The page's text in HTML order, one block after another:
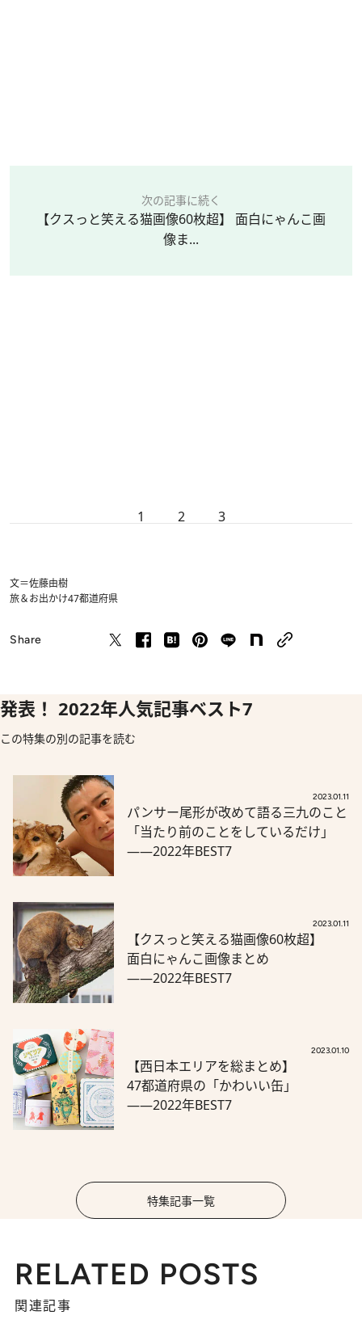
次の記事に続く
【クスっと笑える猫画像60枚超】 面白にゃんこ画
像ま...
1 2 3
文＝佐藤由樹
旅＆お出かけ47都道府県
Share
発表！ 2022年人気記事ベスト7
この特集の別の記事を読む
2023.01.11
パンサー尾形が改めて語る三九のこと
「当たり前のことをしているだけ」
――2022年BEST7
2023.01.11
【クスっと笑える猫画像60枚超】
面白にゃんこ画像まとめ
――2022年BEST7
2023.01.10
【西日本エリアを総まとめ】
47都道府県の「かわいい缶」
――2022年BEST7
特集記事一覧
RELATED POSTS
関連記事